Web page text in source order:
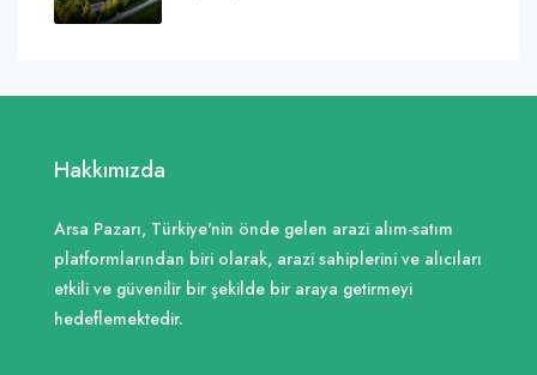
Hakkımızda
Arsa Pazarı, Türkiye'nin önde gelen arazi alım-satım
platformlarından biri olarak, arazi sahiplerini ve alıcıları
etkili ve güvenilir bir şekilde bir araya getirmeyi
hedeflemektedir.